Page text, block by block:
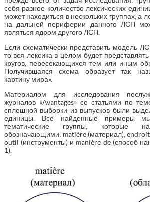
себя разное количество лексических
может находиться в нескольких группах, а
на дальней периферии данного ЛСП
являться ядром другого ЛСП.
Если схематически представить модель
то вся лексика в целом будет
кругов, пересекающихся тем или иным
Получившаяся схема образует так
картину мира».
Материалом для исследования
журналов «Avantages» со статьями по
сплошной выборки из выпусков были
единицы. Все найденные примеры
тематические группы, которые
обозначающими: matière (материал), endroit
outil (инструменты) и manière de (способ
1).